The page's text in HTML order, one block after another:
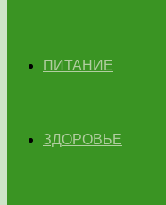
ПИТАНИЕ
ЗДОРОВЬЕ